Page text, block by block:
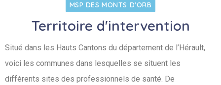
MSP DES MONTS D'ORB
Territoire d'intervention
Situé dans les Hauts Cantons du département de l’Hérault,
voici les communes dans lesquelles se situent les
différents sites des professionnels de santé. De